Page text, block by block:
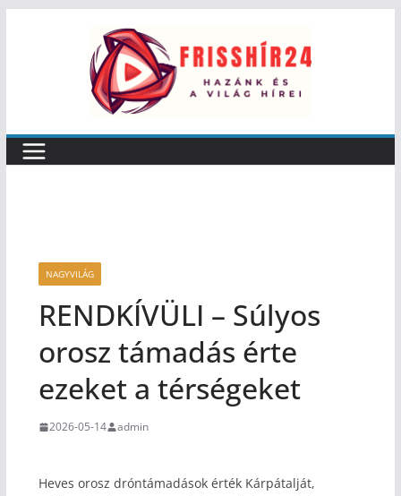
NAGYVILÁG
RENDKÍVÜLI – Súlyos
orosz támadás érte
ezeket a térségeket
2026-05-14 admin
Heves orosz dróntámadások érték Kárpátalját,